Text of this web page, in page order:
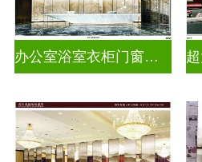
办公室浴室衣柜门窗户水墨画玻璃